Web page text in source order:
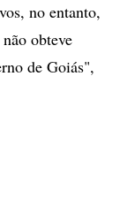
no entanto,
obteve
de Goiás",